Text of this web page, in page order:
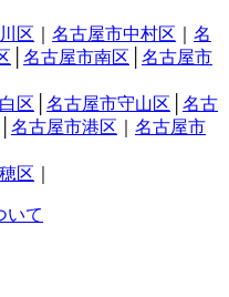
区 名古屋市中村区
名
名古屋市南区
名古屋市
区 名古屋市守山区
名古
名古屋市港区
名古屋市
区
いて